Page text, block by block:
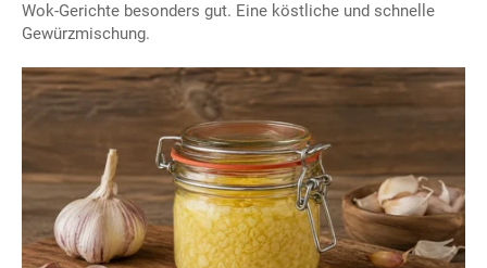
Wok-Gerichte besonders gut. Eine köstliche und schnelle
Gewürzmischung.